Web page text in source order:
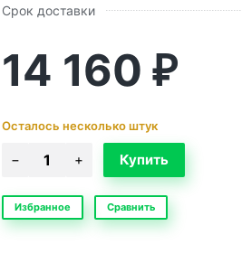
Срок доставки
14 160 ₽
Осталось несколько штук
Избранное Сравнить